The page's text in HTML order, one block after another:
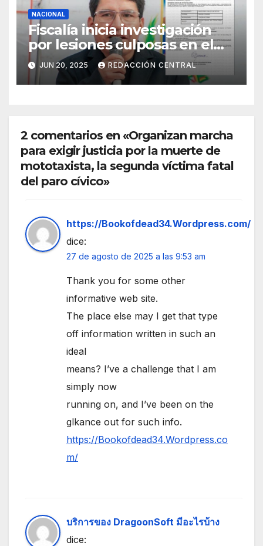
NACIONAL
Fiscalía inicia investigación
por lesiones culposas en el
caso del gobernador
chuquisaqueño Damián
Condori
JUN 20, 2025 REDACCIÓN CENTRAL
2 comentarios en «Organizan marcha
para exigir justicia por la muerte de
mototaxista, la segunda víctima fatal
del paro cívico»
https://Bookofdead34.Wordpress.com/
dice:
27 de agosto de 2025 a las 9:53 am
Thank you for some other
informative web site.
The place else may I get that type
off information written in such an
ideal
means? I’ve a challenge that I am
simply now
running on, and I’ve been on the
glkance out for such info.
https://Bookofdead34.Wordpress.co
m/
บริการของ DragoonSoft มีอะไรบ้าง
dice: